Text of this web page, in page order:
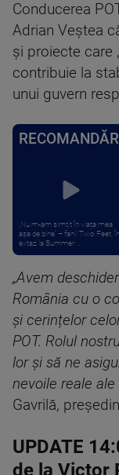
Conducerea
Adrian Veștea
și proiecte care
contribuie la
unui guvern
„Nu m-am simțit în viața mea
așa de bine” – fanii Two Feet, în
extaz la Summer ...
„Avem
România cu o
și cerințelor
POT. Rolul
lor și să ne
nevoile reale ale
Gavrilă,
UPDATE